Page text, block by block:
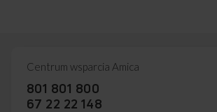
Centrum wsparcia Amica
801 801 800
67 22 22 148